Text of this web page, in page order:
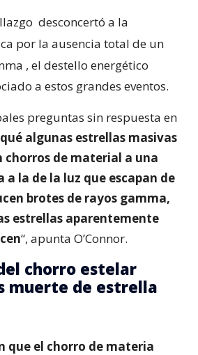
desconcertó a la
por la ausencia total de un
, el destello energético
a estos grandes eventos.
preguntas sin respuesta en
algunas estrellas masivas
chorros de material a una
a la de la luz que escapan de
brotes de rayos gamma,
estrellas aparentemente
“, apunta O’Connor.
chorro estelar
muerte de estrella
que el chorro de materia